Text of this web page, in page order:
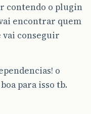
contendo o plugin
encontrar quem
conseguir
o
para isso tb.